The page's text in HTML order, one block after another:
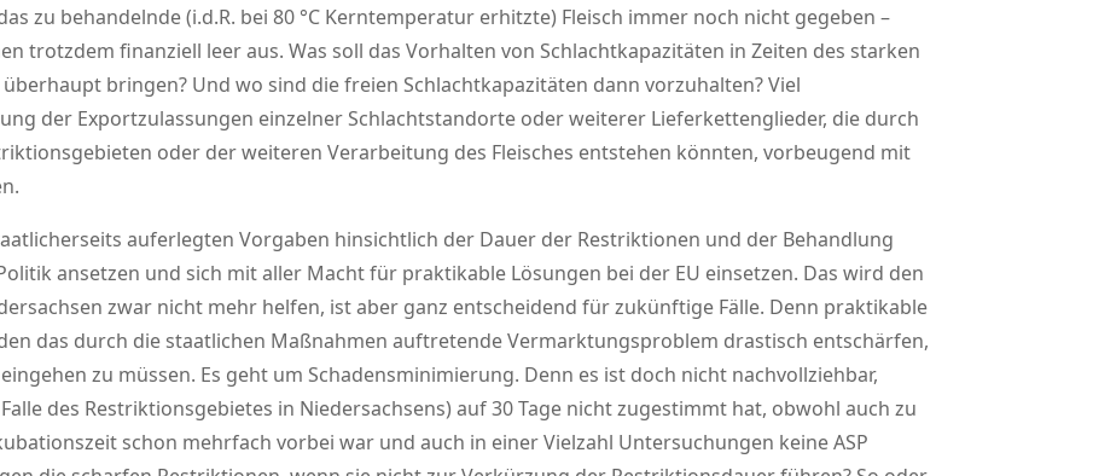
zu behandelnde (i.d.R. bei 80 °C Kerntemperatur erhitzte) Fleisch immer noch nicht gegeben –
trotzdem finanziell leer aus. Was soll das Vorhalten von Schlachtkapazitäten in Zeiten des starken
bringen? Und wo sind die freien Schlachtkapazitäten dann vorzuhalten? Viel
der Exportzulassungen einzelner Schlachtstandorte oder weiterer Lieferkettenglieder, die durch
oder der weiteren Verarbeitung des Fleisches entstehen könnten, vorbeugend mit
auferlegten Vorgaben hinsichtlich der Dauer der Restriktionen und der Behandlung
ansetzen und sich mit aller Macht für praktikable Lösungen bei der EU einsetzen. Das wird den
zwar nicht mehr helfen, ist aber ganz entscheidend für zukünftige Fälle. Denn praktikable
das durch die staatlichen Maßnahmen auftretende Vermarktungsproblem drastisch entschärfen,
zu müssen. Es geht um Schadensminimierung. Denn es ist doch nicht nachvollziehbar,
des Restriktionsgebietes in Niedersachsens) auf 30 Tage nicht zugestimmt hat, obwohl auch zu
schon mehrfach vorbei war und auch in einer Vielzahl Untersuchungen keine ASP